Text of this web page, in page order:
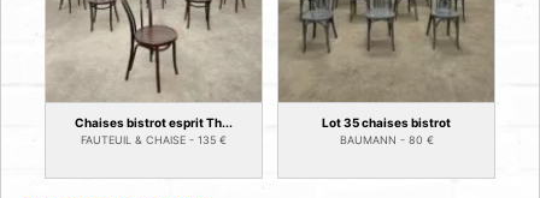
Chaises bistrot esprit Th...
FAUTEUIL & CHAISE - 135 €
Lot 35 chaises bistrot
BAUMANN - 80 €